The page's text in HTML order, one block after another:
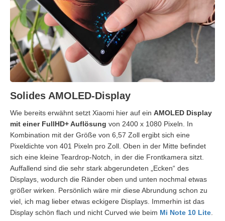
Solides AMOLED-Display
Wie bereits erwähnt setzt Xiaomi hier auf ein AMOLED Display
mit einer FullHD+ Auflösung von 2400 x 1080 Pixeln. In
Kombination mit der Größe von 6,57 Zoll ergibt sich eine
Pixeldichte von 401 Pixeln pro Zoll. Oben in der Mitte befindet
sich eine kleine Teardrop-Notch, in der die Frontkamera sitzt.
Auffallend sind die sehr stark abgerundeten „Ecken“ des
Displays, wodurch die Ränder oben und unten nochmal etwas
größer wirken. Persönlich wäre mir diese Abrundung schon zu
viel, ich mag lieber etwas eckigere Displays. Immerhin ist das
Display schön flach und nicht Curved wie beim Mi Note 10 Lite